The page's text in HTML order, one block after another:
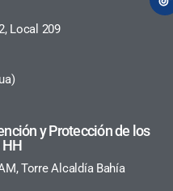
Local 209
y Protección de los
Torre Alcaldía Bahía